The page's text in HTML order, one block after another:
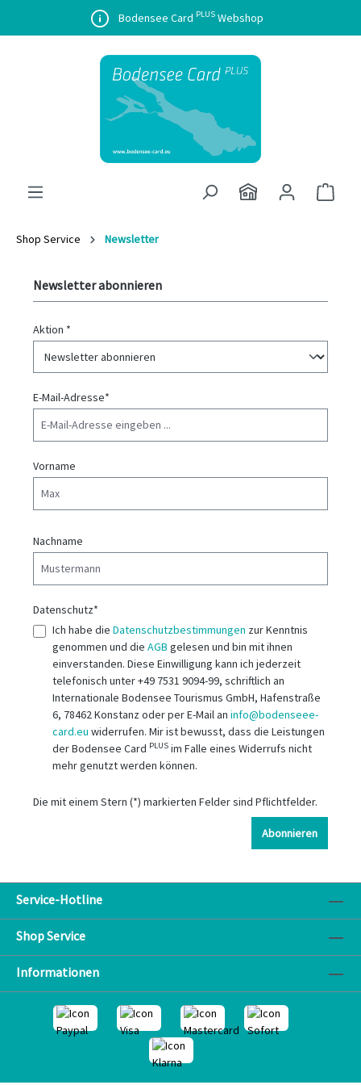
Bodensee Card PLUS Webshop
Shop Service Newsletter
Newsletter abonnieren
Aktion *
E-Mail-Adresse*
Vorname
Nachname
Datenschutz*
Ich habe die Datenschutzbestimmungen zur Kenntnis
genommen und die AGB gelesen und bin mit ihnen
einverstanden. Diese Einwilligung kann ich jederzeit
telefonisch unter +49 7531 9094-99, schriftlich an
Internationale Bodensee Tourismus GmbH, Hafenstraße
6, 78462 Konstanz oder per E-Mail an info@bodenseee-
card.eu widerrufen. Mir ist bewusst, dass die Leistungen
der Bodensee Card PLUS im Falle eines Widerrufs nicht
mehr genutzt werden können.
Die mit einem Stern (*) markierten Felder sind Pflichtfelder.
Abonnieren
Service-Hotline
Shop Service
Informationen